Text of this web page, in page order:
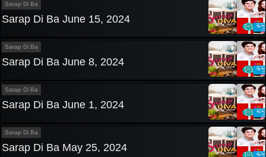
Sarap Di Ba
Sarap Di Ba June 15, 2024
Sarap Di Ba
Sarap Di Ba June 8, 2024
Sarap Di Ba
Sarap Di Ba June 1, 2024
Sarap Di Ba
Sarap Di Ba May 25, 2024